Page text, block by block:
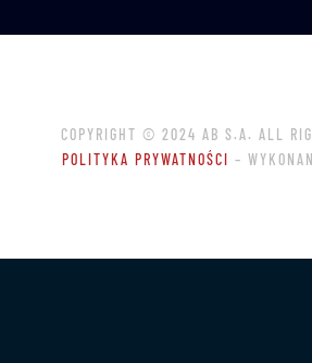
COPYRIGHT © 2024 AB S.A. ALL
POLITYKA PRYWATNOŚCI –